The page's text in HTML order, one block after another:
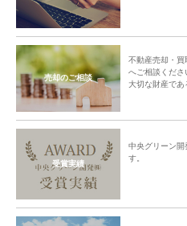
売却のご相談
不動産売却・買
へご相談くだ
大切な財産であ
受賞実績
中央グリーン開
す。